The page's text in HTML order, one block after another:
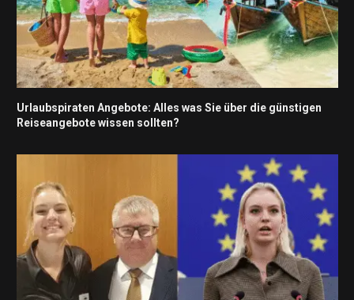
Urlaubspiraten Angebote: Alles was Sie über die günstigen
Reiseangebote wissen sollten?